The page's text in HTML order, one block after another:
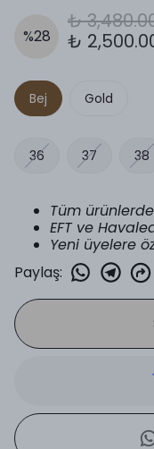
%28
₺
₺
Bej Gold
36 37 38
Tüm
EFT ve
Yeni üyelere
Paylaş: